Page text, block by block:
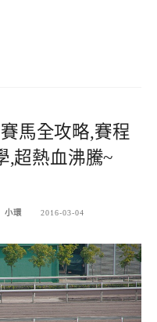
馬全攻略,賽程
,超熱血沸騰~
小環 2016-03-04